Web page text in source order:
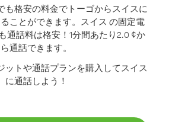
も格安の料金でトーゴからスイスに
ことができます。 スイス の固定電
通話料は格安！1分間あたり2.0 ¢か
ら通話できます。
ットや通話プランを購入してスイス
に通話しよう！